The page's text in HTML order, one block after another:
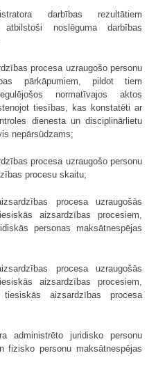
darbības rezultātiem
atbilstoši noslēguma darbības
procesa uzraugošo personu
pārkāpumiem, pildot tiem
normatīvajos aktos
tiesības, kas konstatēti ar
dienesta un disciplinārlietu
nepārsūdzams;
procesa uzraugošo personu
procesu skaitu;
procesa uzraugošās
aizsardzības procesiem,
personas maksātnespējas
procesa uzraugošās
aizsardzības procesiem,
aizsardzības procesa
administrēto juridisko personu
fizisko personu maksātnespējas